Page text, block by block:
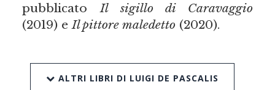
pubblicatoIl sigillo di Caravaggio
(2019) eIl pittore maledetto(2020).
ALTRI LIBRI DI LUIGI DE PASCALIS